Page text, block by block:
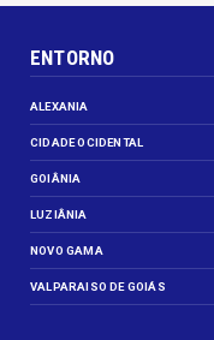
ENTORNO
ALEXANIA
CIDADE OCIDENTAL
GOIÂNIA
LUZIÂNIA
NOVO GAMA
VALPARAISO DE GOIÁS